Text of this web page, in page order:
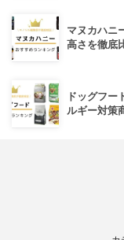
マヌカハニ
高さを徹底
ドッグフー
ルギー対策